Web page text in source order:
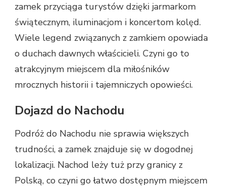
zamek przyciąga turystów dzięki jarmarkom
świątecznym, iluminacjom i koncertom kolęd.
Wiele legend związanych z zamkiem opowiada
o duchach dawnych właścicieli. Czyni go to
atrakcyjnym miejscem dla miłośników
mrocznych historii i tajemniczych opowieści.
Dojazd do Nachodu
Podróż do Nachodu nie sprawia większych
trudności, a zamek znajduje się w dogodnej
lokalizacji. Nachod leży tuż przy granicy z
Polską, co czyni go łatwo dostępnym miejscem